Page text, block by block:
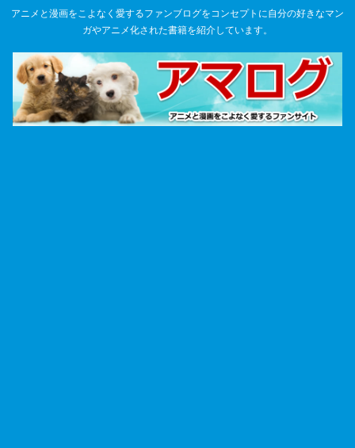
アニメと漫画をこよなく愛するファンブログをコンセプトに自分の好きなマン
ガやアニメ化された書籍を紹介しています。